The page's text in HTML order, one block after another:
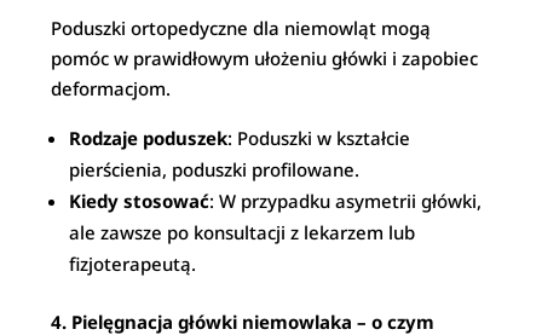
Poduszki ortopedyczne dla niemowląt mogą
pomóc w prawidłowym ułożeniu główki i zapobiec
deformacjom.
Rodzaje poduszek: Poduszki w kształcie
pierścienia, poduszki profilowane.
Kiedy stosować: W przypadku asymetrii główki,
ale zawsze po konsultacji z lekarzem lub
fizjoterapeutą.
4. Pielęgnacja główki niemowlaka – o czym